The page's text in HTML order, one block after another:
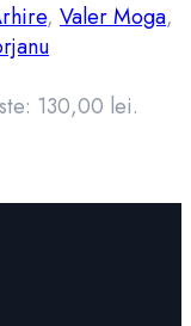
, Valer Moga,
130,00 lei.